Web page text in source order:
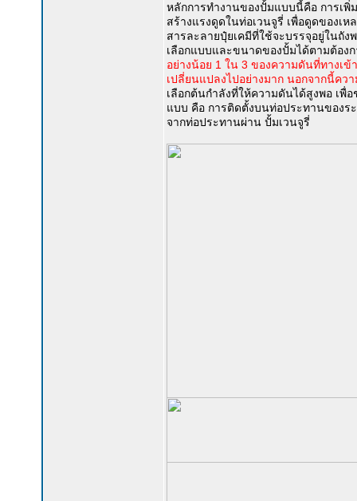
หลักการทำงานของปั้มแบบนี้คือ การเพิ่
สร้างแรงดูดในท่อเวนจูรี่ เพื่อดูดของเ
สารละลายปุ๋ยเคมีที่ใช้จะบรรจุอยู่ในถั
เลือกแบบและขนาดของปั้มได้ตามต้อง
อย่างน้อย 1 ใน 3 ของความดันที่ทางเ
เปลี่ยนแปลงไปอย่างมาก นอกจากนี้คว
เลือกต้นกำลังที่ให้ความดันได้สูงพอ เ
แบบ คือ การติดตั้งบนท่อประทานของ
จากท่อประทานผ่าน ปั้มเวนจูรี่